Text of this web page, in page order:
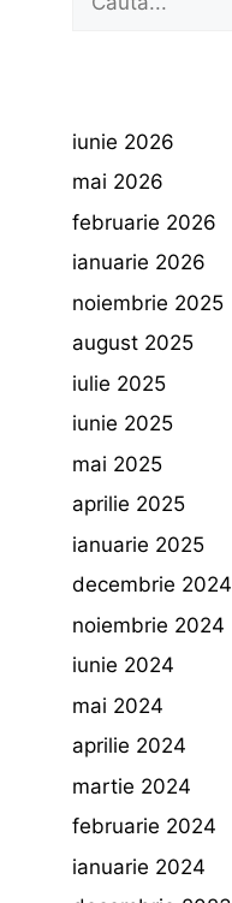
după:
iunie 2026
mai 2026
februarie 2026
ianuarie 2026
noiembrie 2025
august 2025
iulie 2025
iunie 2025
mai 2025
aprilie 2025
ianuarie 2025
decembrie 2024
noiembrie 2024
iunie 2024
mai 2024
aprilie 2024
martie 2024
februarie 2024
ianuarie 2024